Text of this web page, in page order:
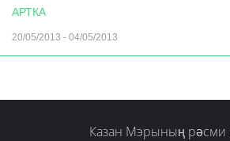
АРТКА
20/05/2013 - 04/05/2013
Казан Мэрының рәсми